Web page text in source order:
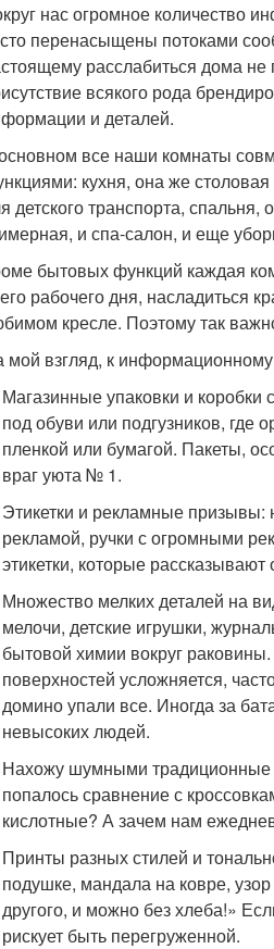
нас огромное количество
перенасыщены потоками
расслабиться дома
всякого рода
и деталей.
все наши комнаты
кухня, она же
детского транспорта,
и спа-салон, и еще
бытовых функций каждая
рабочего дня, насладиться
кресле. Поэтому так
мой взгляд, к
Магазинные упаковки и коробки
под обуви или подгузников,
пленкой или бумагой. Пакеты,
враг уюта № 1.
Этикетки и рекламные призывы:
рекламой, ручки с огромными
этикетки, которые
Множество мелких деталей на
мелочи, детские игрушки,
бытовой химии вокруг раковины.
поверхностей усложняется,
домино упали все. Иногда за
невысоких людей.
Нахожу шумными традиционные
попалось сравнение с
кислотные? А зачем нам
Принты разных стилей и
подушке, мандала на ковре,
другого, и можно без хлеба!»
рискует быть перегруженной.